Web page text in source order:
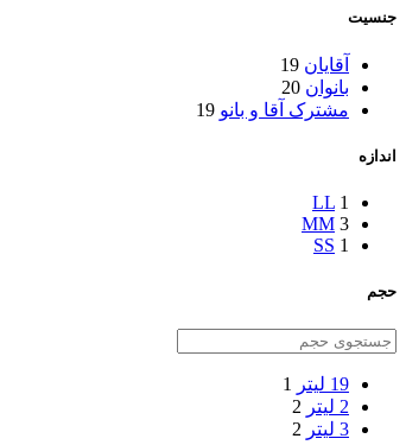
جنسیت
آقایان 19
بانوان 20
مشترک آقا و بانو 19
اندازه
LL 1
MM 3
SS 1
حجم
19 لیتر
1
2 لیتر
2
3 لیتر
2